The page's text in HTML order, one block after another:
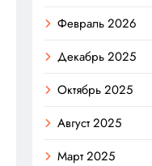
Февраль 2026
Декабрь 2025
Октябрь 2025
Август 2025
Март 2025